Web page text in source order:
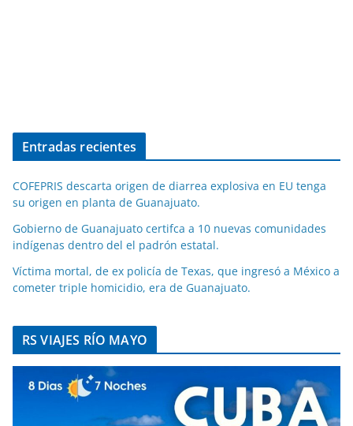
Entradas recientes
COFEPRIS descarta origen de diarrea explosiva en EU tenga
su origen en planta de Guanajuato.
Gobierno de Guanajuato certifca a 10 nuevas comunidades
indígenas dentro del el padrón estatal.
Víctima mortal, de ex policía de Texas, que ingresó a México a
cometer triple homicidio, era de Guanajuato.
RS VIAJES RÍO MAYO